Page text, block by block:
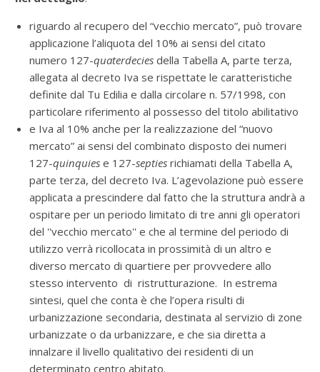
riguardo al recupero del “vecchio mercato”, può trovare
applicazione l’aliquota del 10% ai sensi del citato
numero 127-quaterdecies della Tabella A, parte terza,
allegata al decreto Iva se rispettate le caratteristiche
definite dal Tu Edilia e dalla circolare n. 57/1998, con
particolare riferimento al possesso del titolo abilitativo
e Iva al 10% anche per la realizzazione del “nuovo
mercato” ai sensi del combinato disposto dei numeri
127-quinquies e 127-septies richiamati della Tabella A,
parte terza, del decreto Iva. L’agevolazione può essere
applicata a prescindere dal fatto che la struttura andrà a
ospitare per un periodo limitato di tre anni gli operatori
del ''vecchio mercato'' e che al termine del periodo di
utilizzo verrà ricollocata in prossimità di un altro e
diverso mercato di quartiere per provvedere allo
stesso intervento di ristrutturazione. In estrema
sintesi, quel che conta è che l’opera risulti di
urbanizzazione secondaria, destinata al servizio di zone
urbanizzate o da urbanizzare, e che sia diretta a
innalzare il livello qualitativo dei residenti di un
determinato centro abitato.